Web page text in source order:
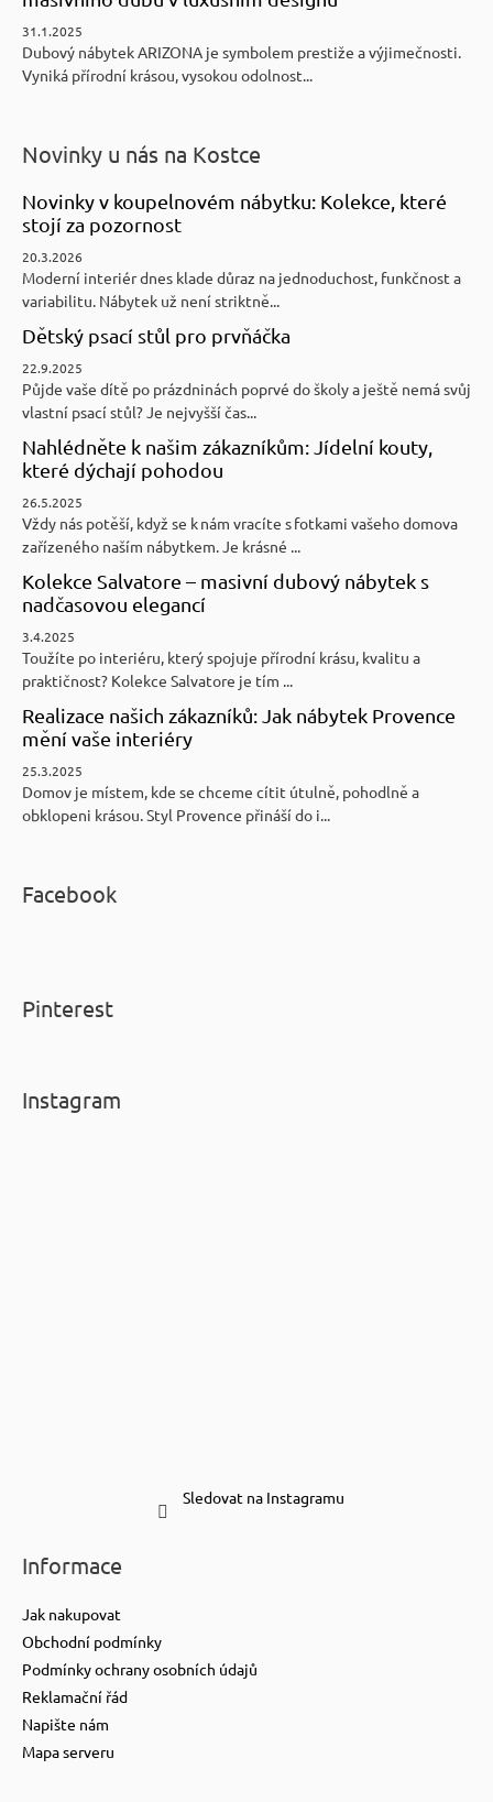
31.1.2025
Dubový nábytek ARIZONA je symbolem prestiže a výjimečnosti.
Vyniká přírodní krásou, vysokou odolnost...
Novinky u nás na Kostce
Novinky v koupelnovém nábytku: Kolekce, které
stojí za pozornost
20.3.2026
Moderní interiér dnes klade důraz na jednoduchost, funkčnost a
variabilitu. Nábytek už není striktně...
Dětský psací stůl pro prvňáčka
22.9.2025
Půjde vaše dítě po prázdninách poprvé do školy a ještě nemá svůj
vlastní psací stůl? Je nejvyšší čas...
Nahlédněte k našim zákazníkům: Jídelní kouty,
které dýchají pohodou
26.5.2025
Vždy nás potěší, když se k nám vracíte s fotkami vašeho domova
zařízeného naším nábytkem. Je krásné ...
Kolekce Salvatore – masivní dubový nábytek s
nadčasovou elegancí
3.4.2025
Toužíte po interiéru, který spojuje přírodní krásu, kvalitu a
praktičnost? Kolekce Salvatore je tím ...
Realizace našich zákazníků: Jak nábytek Provence
mění vaše interiéry
25.3.2025
Domov je místem, kde se chceme cítit útulně, pohodlně a
obklopeni krásou. Styl Provence přináší do i...
Facebook
Pinterest
Instagram
Sledovat na Instagramu
Informace
Jak nakupovat
Obchodní podmínky
Podmínky ochrany osobních údajů
Reklamační řád
Napište nám
Mapa serveru